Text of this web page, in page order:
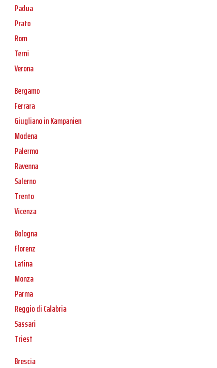
Padua
Prato
Rom
Terni
Verona
Bergamo
Ferrara
Giugliano in Kampanien
Modena
Palermo
Ravenna
Salerno
Trento
Vicenza
Bologna
Florenz
Latina
Monza
Parma
Reggio di Calabria
Sassari
Triest
Brescia